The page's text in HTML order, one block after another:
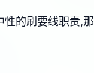
的刷要线职责,